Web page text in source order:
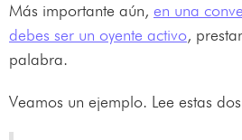
Más importante aún, en una
debes ser un oyente activo,
palabra.
Veamos un ejemplo. Lee estas